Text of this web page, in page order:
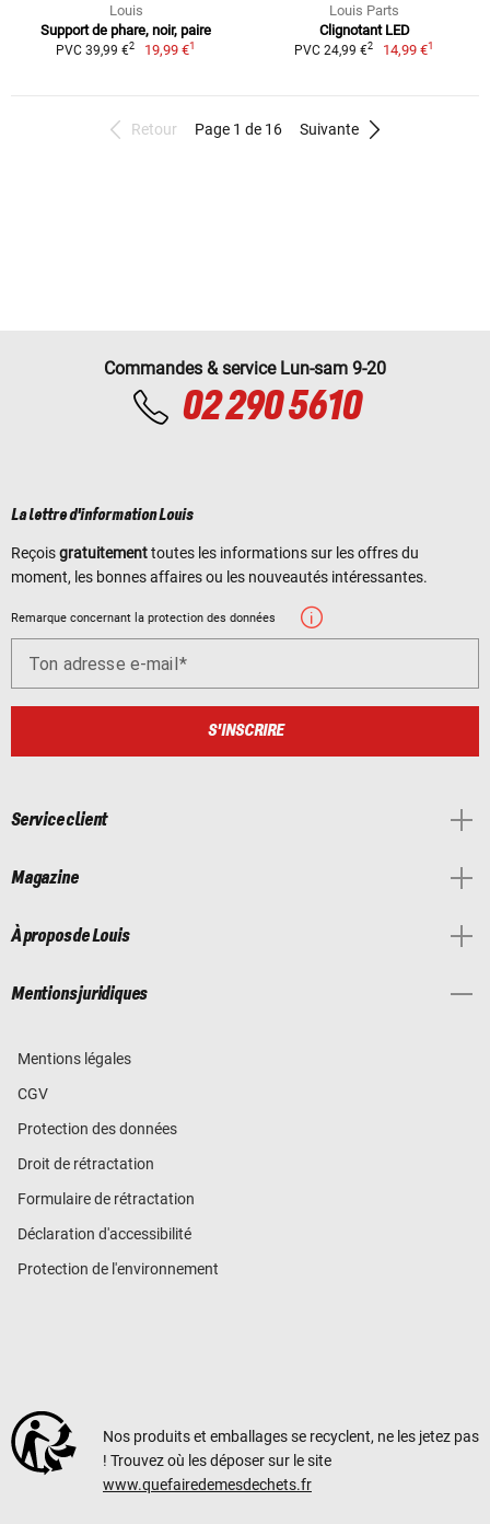
Louis
Support de phare, noir, paire
PVC 39,99 €2 19,99 €1
Louis Parts
Clignotant LED
PVC 24,99 €2 14,99 €1
Retour Page 1 de 16 Suivante
Commandes & service Lun-sam 9-20
02 290 5610
La lettre d'information Louis
Reçoisgratuitementtoutes les informations sur les offres du
moment, les bonnes affaires ou les nouveautés intéressantes.
Remarque concernant la protection des données
Ton adresse e-mail
S'INSCRIRE
Service client
Magazine
À propos de Louis
Mentions juridiques
Mentions légales
CGV
Protection des données
Droit de rétractation
Formulaire de rétractation
Déclaration d'accessibilité
Protection de l'environnement
Nos produits et emballages se recyclent, ne les jetez pas
! Trouvez où les déposer sur le site
www.quefairedemesdechets.fr